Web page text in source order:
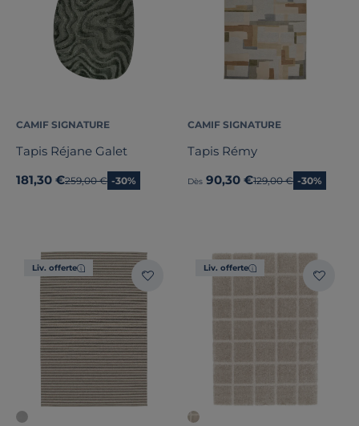
CAMIF SIGNATURE
Tapis Réjane Galet
181,30 €Ancien prix
259,00 € -30%
CAMIF SIGNATURE
Tapis Rémy
Dès 90,30 €Ancien prix
129,00 € -30%
Liv. offerte Liv. offerte